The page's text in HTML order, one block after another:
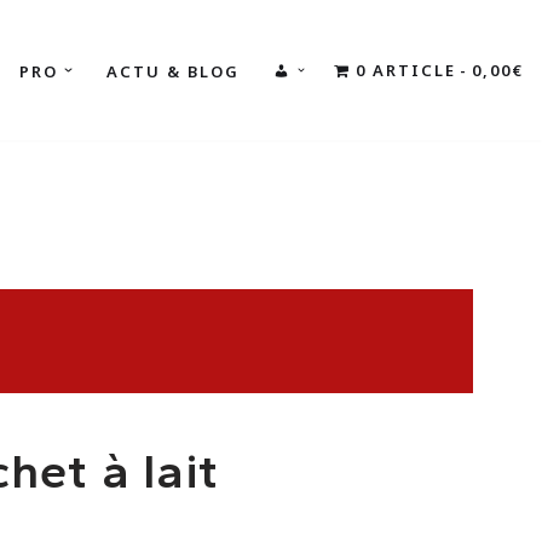
PRO ACTU & BLOG
MON
0 ARTICLE 0,00€
à lait